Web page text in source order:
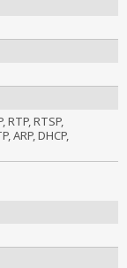
RTP, RTSP,
ARP, DHCP,